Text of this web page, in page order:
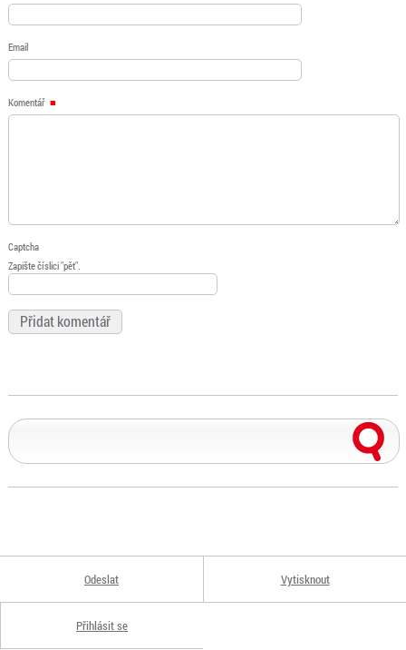
Email
Komentář
Captcha
Zapište číslici "pět".
Odeslat Vytisknout
Přihlásit se